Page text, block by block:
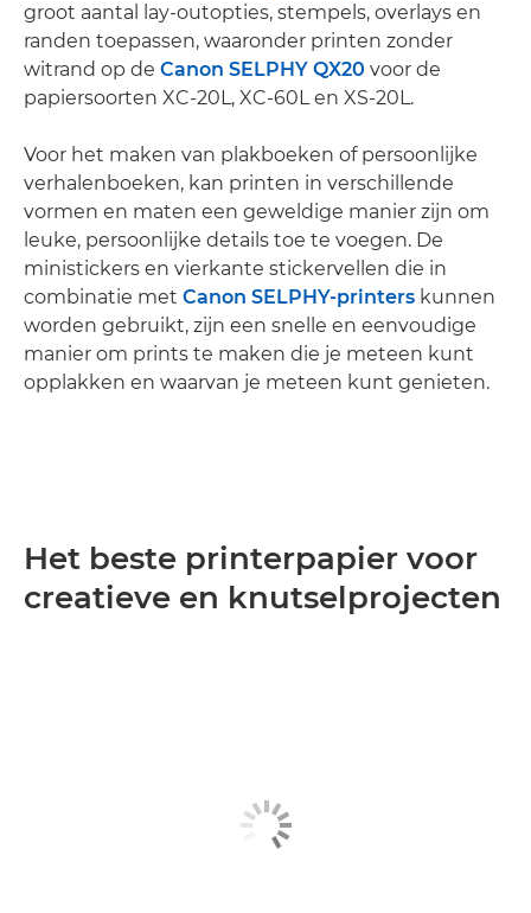
groot aantal lay-outopties, stempels, overlays en
randen toepassen, waaronder printen zonder
witrand op de Canon SELPHY QX20 voor de
papiersoorten XC-20L, XC-60L en XS-20L.
Voor het maken van plakboeken of persoonlijke
verhalenboeken, kan printen in verschillende
vormen en maten een geweldige manier zijn om
leuke, persoonlijke details toe te voegen. De
ministickers en vierkante stickervellen die in
combinatie met Canon SELPHY-printers kunnen
worden gebruikt, zijn een snelle en eenvoudige
manier om prints te maken die je meteen kunt
opplakken en waarvan je meteen kunt genieten.
Het beste printerpapier voor
creatieve en knutselprojecten